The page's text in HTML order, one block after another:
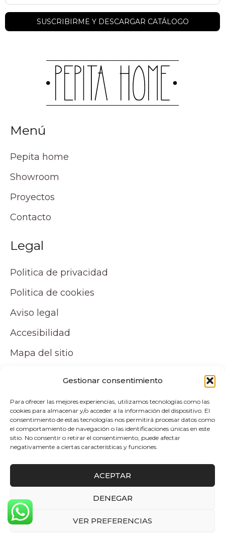
Gestionar consentimiento
Para ofrecer las mejores experiencias, utilizamos tecnologías como las
cookies para almacenar y/o acceder a la información del dispositivo. El
consentimiento de estas tecnologías nos permitirá procesar datos como
el comportamiento de navegación o las identificaciones únicas en este
sitio. No consentir o retirar el consentimiento, puede afectar
negativamente a ciertas características y funciones.
ACEPTAR
DENEGAR
VER PREFERENCIAS
Menú
Pepita home
Showroom
Proyectos
Contacto
Legal
Politica de privacidad
Politica de cookies
Aviso legal
Accesibilidad
Mapa del sitio
Tu cuenta
Mi cuenta
Carrito
Politica de envio y devoluciones
Copyright © 2026 Atelier by Pepita Home |